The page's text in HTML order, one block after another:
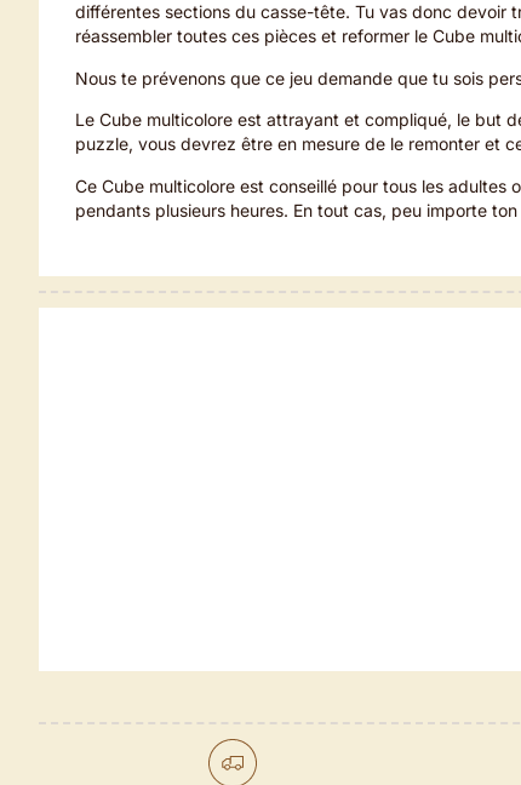
différentes sections du casse-tête. Tu vas donc devoir
réassembler toutes ces pièces et reformer le Cube
Nous te prévenons que ce jeu demande que tu sois
Le Cube multicolore est attrayant et compliqué, le but
puzzle, vous devrez être en mesure de le remonter et
Ce Cube multicolore est conseillé pour tous les adultes
pendants plusieurs heures. En tout cas, peu importe